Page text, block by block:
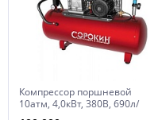
Компрессор поршневой
10атм, 4,0кВт, 380В, 690л/